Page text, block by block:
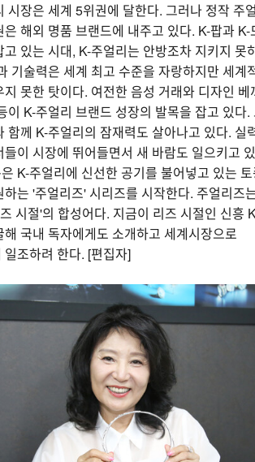
시장은 세계 5위권에 달한다. 그러나 정작 주
은 해외 명품 브랜드에 내주고 있다. K-팝과 K-
있는 시대, K-주얼리는 안방조차 지키지 못
기술력은 세계 최고 수준을 자랑하지만 세계
못한 탓이다. 여전한 음성 거래와 디자인 베
이 K-주얼리 브랜드 성장의 발목을 잡고 있다.
함께 K-주얼리의 잠재력도 살아나고 있다. 실
들이 시장에 뛰어들면서 새 바람도 일으키고
K-주얼리에 신선한 공기를 불어넣고 있는
하는 '주얼리즈' 시리즈를 시작한다. 주얼리즈
시절'의 합성어다. 지금이 리즈 시절인 신흥
국내 독자에게도 소개하고 세계시장으로
일조하려 한다. [편집자]